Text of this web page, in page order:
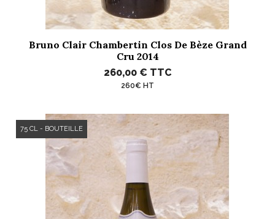
Bruno Clair Chambertin Clos De Bèze Grand
Cru 2014
260,00 € TTC
260€ HT
75 CL - BOUTEILLE